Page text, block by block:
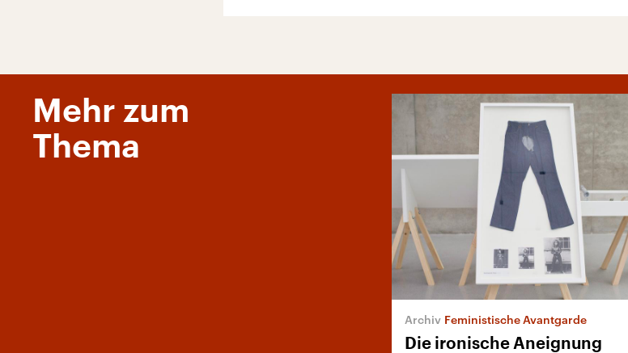
Mehr zum
Thema
Feministische Avantgarde
Die ironische Aneignung